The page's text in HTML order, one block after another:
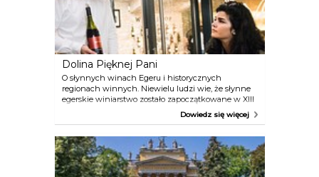
Dolina Pięknej Pani
O słynnych winach Egeru i historycznych
regionach winnych. Niewielu ludzi wie, że słynne
egerskie winiarstwo zostało zapoczątkowane w XIII
wieku przez osadników włoskich i walońskich.
Legenda głosi, że w 1552 roku garstka węgierskich
odpór trzydziestokrotnie liczebniejszemu wrogowi
między innymi dlatego, że pili oni Bikavér, czyli
krew byczą, czym przerazili Turków, który nie pili
nawet alkoholu. W XVI wieku produkcja wina była
Dowiedz się więcej